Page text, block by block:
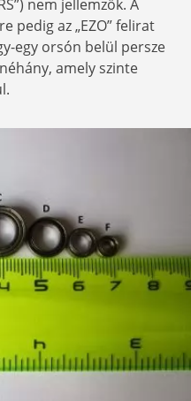
nem jellemzők. A
pedig az „EZO” felirat
egy orsón belül persze
amely szinte